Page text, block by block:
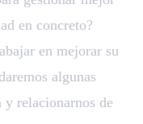
en concreto?
en mejorar su
algunas
y relacionarnos de